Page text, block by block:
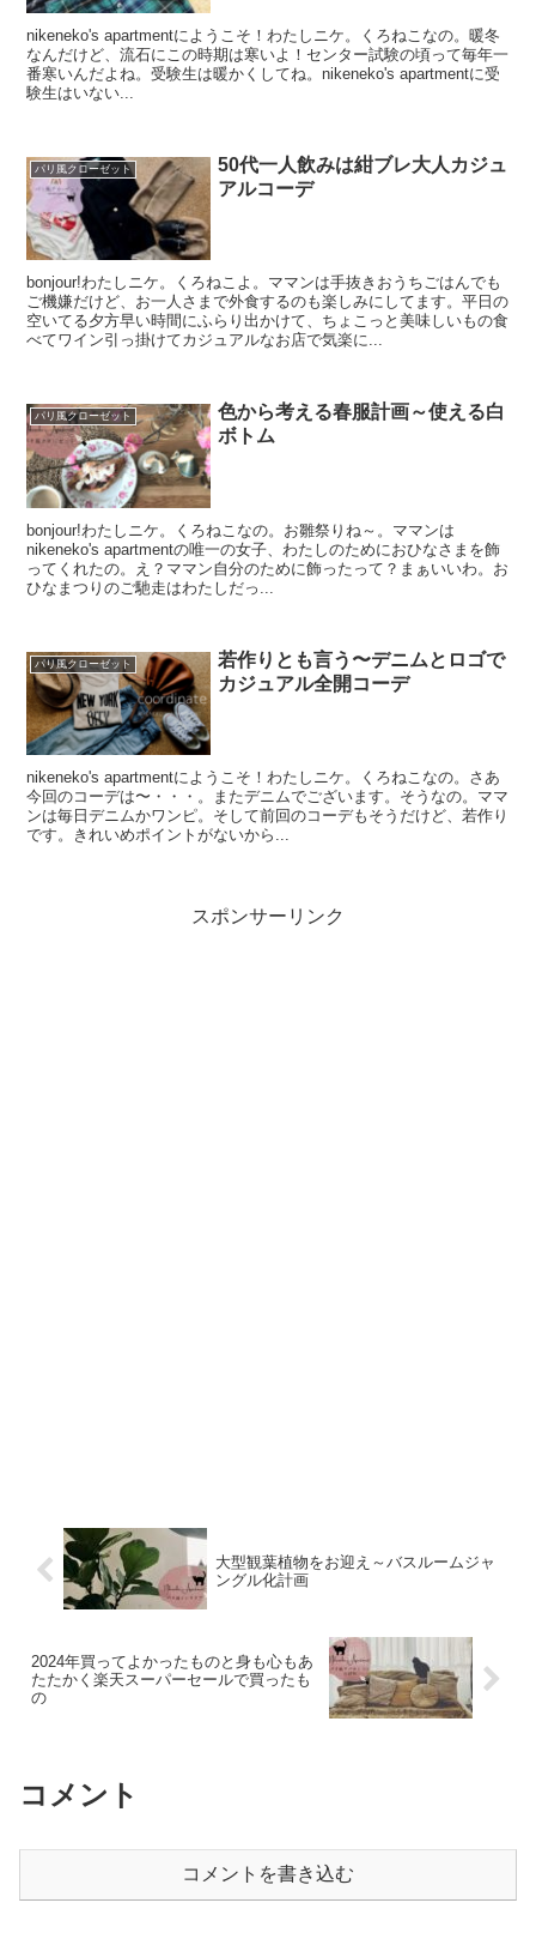
nikeneko's apartmentにようこそ！わたしニケ。くろねこなの。暖冬
なんだけど、流石にこの時期は寒いよ！センター試験の頃って毎年一
番寒いんだよね。受験生は暖かくしてね。nikeneko's apartmentに受
験生はいない...
パリ風クローゼット
50代一人飲みは紺ブレ大人カジュ
アルコーデ
bonjour!わたしニケ。くろねこよ。ママンは手抜きおうちごはんでも
ご機嫌だけど、お一人さまで外食するのも楽しみにしてます。平日の
空いてる夕方早い時間にふらり出かけて、ちょこっと美味しいもの食
べてワイン引っ掛けてカジュアルなお店で気楽に...
パリ風クローゼット
色から考える春服計画～使える白
ボトム
bonjour!わたしニケ。くろねこなの。お雛祭りね～。ママンは
nikeneko's apartmentの唯一の女子、わたしのためにおひなさまを飾
ってくれたの。え？ママン自分のために飾ったって？まぁいいわ。お
ひなまつりのご馳走はわたしだっ...
パリ風クローゼット
若作りとも言う〜デニムとロゴで
カジュアル全開コーデ
nikeneko's apartmentにようこそ！わたしニケ。くろねこなの。さあ
今回のコーデは〜・・・。またデニムでございます。そうなの。ママ
ンは毎日デニムかワンピ。そして前回のコーデもそうだけど、若作り
です。きれいめポイントがないから...
スポンサーリンク
大型観葉植物をお迎え～バスルームジャ
ングル化計画
2024年買ってよかったものと身も心もあ
たたかく楽天スーパーセールで買ったも
の
コメント
コメントを書き込む